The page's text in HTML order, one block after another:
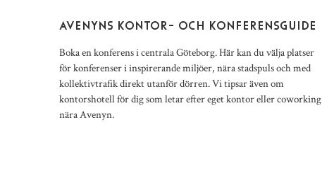
AVENYNS KONTOR- OCH KONFERENSGUIDE
Boka en konferens i centrala Göteborg. Här kan du välja platser
för konferenser i inspirerande miljöer, nära stadspuls och med
kollektivtrafik direkt utanför dörren. Vi tipsar även om
kontorshotell för dig som letar efter eget kontor eller coworking
nära Avenyn.